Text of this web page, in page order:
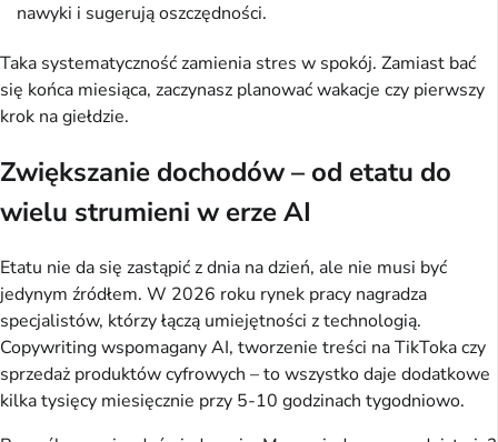
nawyki i sugerują oszczędności.
Taka systematyczność zamienia stres w spokój. Zamiast bać
się końca miesiąca, zaczynasz planować wakacje czy pierwszy
krok na giełdzie.
Zwiększanie dochodów – od etatu do
wielu strumieni w erze AI
Etatu nie da się zastąpić z dnia na dzień, ale nie musi być
jedynym źródłem. W 2026 roku rynek pracy nagradza
specjalistów, którzy łączą umiejętności z technologią.
Copywriting wspomagany AI, tworzenie treści na TikToka czy
sprzedaż produktów cyfrowych – to wszystko daje dodatkowe
kilka tysięcy miesięcznie przy 5-10 godzinach tygodniowo.